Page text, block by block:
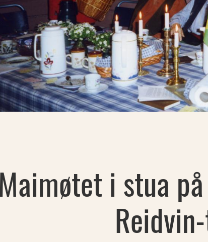
Maimøtet i stua